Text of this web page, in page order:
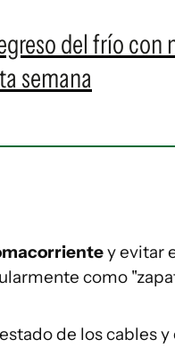
del frío con
semana
y evitar
como
de los cables y